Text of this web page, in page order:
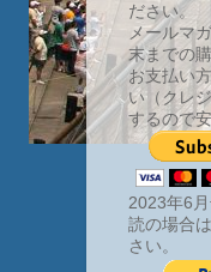
ださい。
メールマ
末までの
お支払い
い（クレ
するので安
2023年6
読の場合
さい。